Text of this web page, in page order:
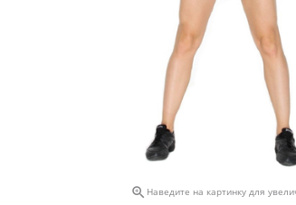
 Наведите на картинку для